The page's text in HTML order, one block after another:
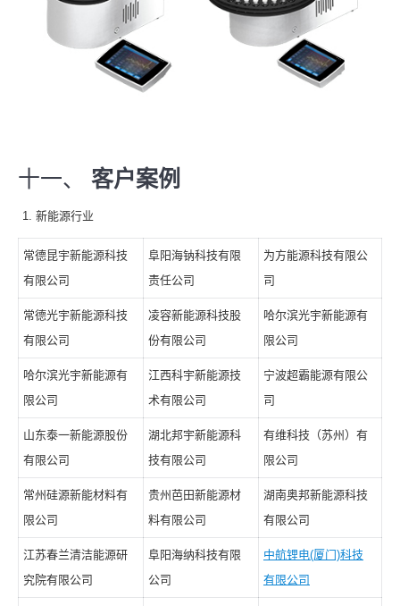
十一、 客户案例
新能源行业
常德昆宇新能源科技
有限公司
阜阳海钠科技有限
责任公司
为方能源科技有限公
司
常德光宇新能源科技
有限公司
凌容新能源科技股
份有限公司
哈尔滨光宇新能源有
限公司
哈尔滨光宇新能源有
限公司
江西科宇新能源技
术有限公司
宁波超霸能源有限公
司
山东泰一新能源股份
有限公司
湖北邦宇新能源科
技有限公司
有维科技（苏州）有
限公司
常州硅源新能材料有
限公司
贵州芭田新能源材
料有限公司
湖南奥邦新能源科技
有限公司
江苏春兰清洁能源研
究院有限公司
阜阳海纳科技有限
公司
中航锂电(厦门)科技
有限公司